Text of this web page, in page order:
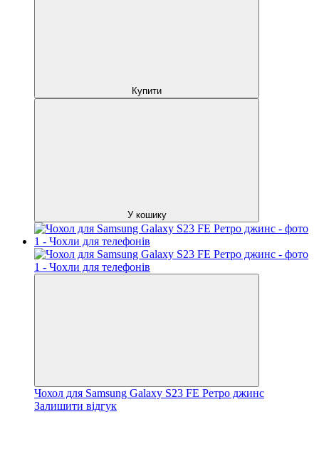
Купити
У кошику
Чохол для Samsung Galaxy S23 FE Ретро джинс
Залишити відгук